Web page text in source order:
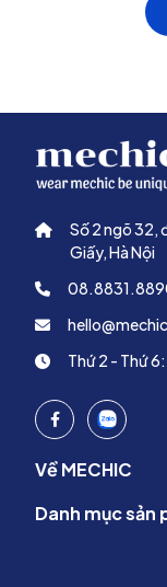
Số 2 ngõ 32,
Giấy, Hà Nội
Thứ 2 - Thứ
Về MECHIC
Danh mục sản